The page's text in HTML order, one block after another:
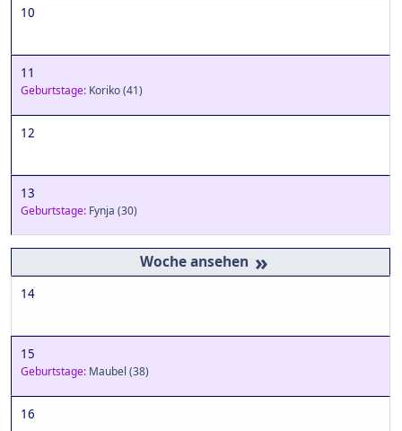
10
11
Geburtstage: Koriko(41)
12
13
Geburtstage: Fynja (30)
»
14
15
Geburtstage: Maubel (38)
16